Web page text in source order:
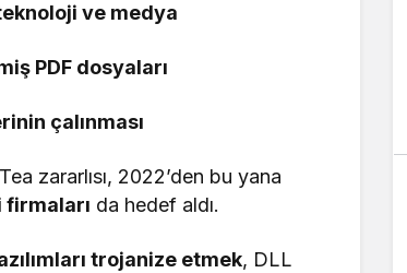
ve medya
PDF dosyaları
çalınması
zararlısı, 2022’den bu yana
firmaları da hedef aldı.
trojanize etmek, DLL